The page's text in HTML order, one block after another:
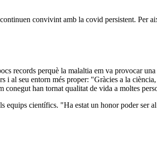
convivint amb la covid persistent. Per
records perquè la malaltia em va provocar
i al seu entorn més proper: "Gràcies a la
conegut han tornat qualitat de vida a moltes
científics. "Ha estat un honor poder ser